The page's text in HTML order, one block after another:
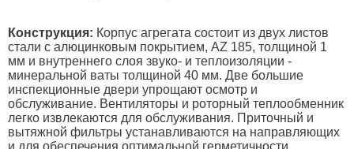
Конструкция: Корпус агрегата состоит из двух листов
стали с алюцинковым покрытием, AZ 185, толщиной 1
мм и внутреннего слоя звуко- и теплоизоляции -
минеральной ваты толщиной 40 мм. Две большие
инспекционные двери упрощают осмотр и
обслуживание. Вентиляторы и роторный теплообменник
легко извлекаются для обслуживания. Приточный и
вытяжной фильтры устанавливаются на направляющих
и для обеспечения оптимальной герметичности